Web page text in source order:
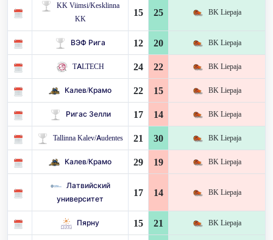
KK Viimsi/Kesklinna
KK
15 25 BK Liepaja
ВЭФ Рига 12 20 BK Liepaja
TALTECH 24 22 BK Liepaja
Калев/Крамо 22 15 BK Liepaja
Ригас Зелли 17 14 BK Liepaja
Tallinna Kalev/Audentes 21 30 BK Liepaja
Калев/Крамо 29 19 BK Liepaja
Латвийский
университет
17 14 BK Liepaja
Пярну 15 21 BK Liepaja